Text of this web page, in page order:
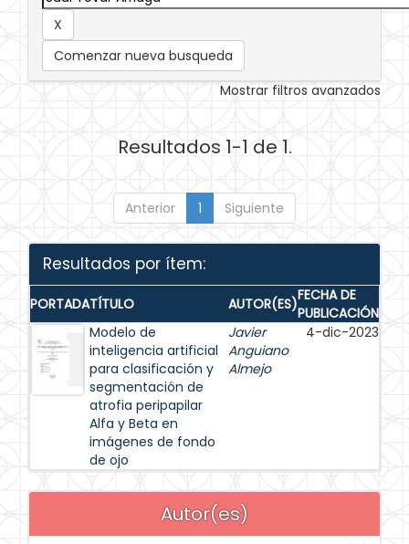
Comenzar nueva busqueda
Mostrar filtros avanzados
Resultados 1-1 de 1.
Anterior 1 Siguiente
Resultados por ítem:
PORTADATÍTULO AUTOR(ES)FECHA DE
PUBLICACIÓN
Modelo de
inteligencia artificial
para clasificación y
segmentación de
atrofia peripapilar
Alfa y Beta en
imágenes de fondo
de ojo
Javier
Anguiano
Almejo
4-dic-2023
Autor(es)